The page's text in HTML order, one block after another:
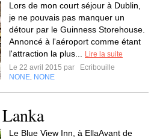
Lors de mon court séjour à Dublin,
je ne pouvais pas manquer un
détour par le Guinness Storehouse.
Annoncé à l'aéroport comme étant
l'attraction la plus...
Lire la suite
Le 22 avril 2015 par
Ecribouille
NONE NONE
Le Blue View Inn, à EllaAvant de